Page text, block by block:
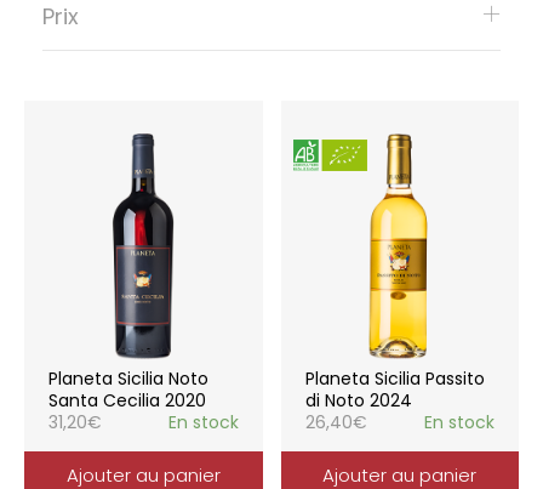
Planeta Sicilia Noto
Santa Cecilia 2020
31,20€ En stock
Ajouter au panier
Planeta Sicilia Passito
di Noto 2024
26,40€ En stock
Ajouter au panier
Prix